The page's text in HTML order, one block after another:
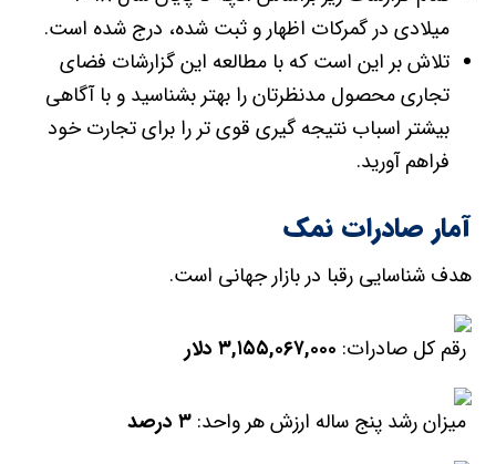
میلادی در گمرکات اظهار و ثبت شده، درج شده است.
تلاش بر این است که با مطالعه این گزارشات فضای
تجاری محصول مدنظرتان را بهتر بشناسید و با آگاهی
بیشتر اسباب نتیجه گیری قوی تر را برای تجارت خود
فراهم آورید.
آمار صادرات نمک
هدف شناسایی رقبا در بازار جهانی است.
رقم کل صادرات: ۳,۱۵۵,۰۶۷,۰۰۰ دلار
میزان رشد پنج ساله ارزش هر واحد:۳ درصد